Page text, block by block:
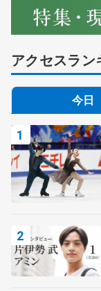
アクセスラン
今日